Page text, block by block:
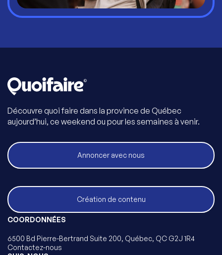
Découvre quoi faire dans la province de Québec
aujourd’hui, ce weekend ou pour les semaines à venir.
Annoncer avec nous
Création de contenu
COORDONNÉES
6500 Bd Pierre-Bertrand Suite 200, Québec, QC G2J 1R4
Contactez-nous